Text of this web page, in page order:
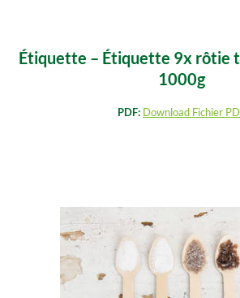
Étiquette – Étiquette 9x rôtie
1000g
PDF: Download Fichier